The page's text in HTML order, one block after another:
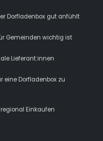
Dorfladenbox gut anfühlt
Gemeinden wichtig ist
Lieferant:innen
eine Dorfladenbox zu
Einkaufen